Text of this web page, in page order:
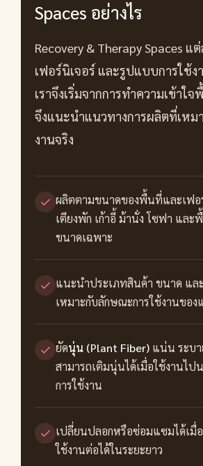
Spaces อย่างไร
Recovery & Therapy Spaces
เฟอร์นิเจอร์ และรูปแบบการใช้
เราจึงเริ่มจากการทำความเข้าใ
จึงแนะนำแนวทางการผลิตที่เหม
งานจริง
ผลิตตามขนาดของพื้นที่และเฟอ
เตียงพัก เก้าอี้ ม้านั่ง โซฟา และ
ขนาดเฉพาะ
แนะนำประเภทสินค้า ขนาด แล
เหมาะกับลักษณะการใช้งานขอ
ยัดนุ่น (Plant Fiber) แน่น ระบา
สามารถเติมนุ่นได้เมื่อใช้งานไป
การใช้งาน
เปลี่ยนปลอกหรือซ่อมแซมได้เมื่
ใช้งานต่อได้ในระยะยาว